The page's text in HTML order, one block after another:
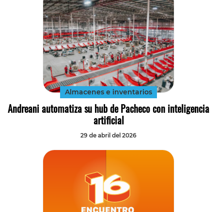
Almacenes e inventarios
Andreani automatiza su hub de Pacheco con inteligencia
artificial
29 de abril del 2026